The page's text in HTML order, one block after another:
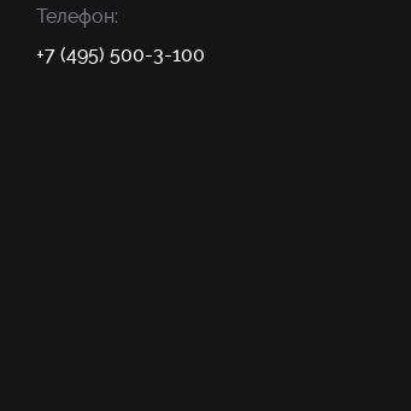
Телефон:
+7 (495) 500-3-100